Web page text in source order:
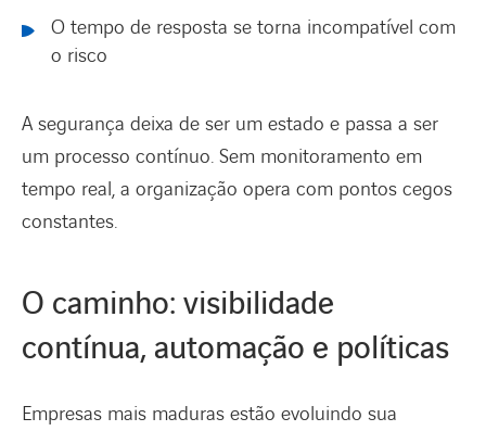
O tempo de resposta se torna incompatível com
o risco
A segurança deixa de ser um estado e passa a ser
um processo contínuo. Sem monitoramento em
tempo real, a organização opera com pontos cegos
constantes.
O caminho: visibilidade
contínua, automação e políticas
Empresas mais maduras estão evoluindo sua